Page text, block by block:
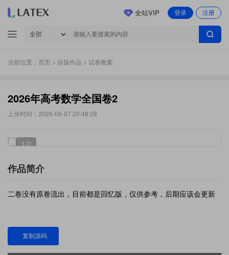
登录 注册
全站VIP
当前位置： 首页 > 排版作品 > 试卷教案
2026年高考数学全国卷2
上传时间：2026-06-07 20:48:28
1/2
作品简介
二卷没有原卷流出，目前都是回忆版，仅供参考，后期应该会更新
复制源码